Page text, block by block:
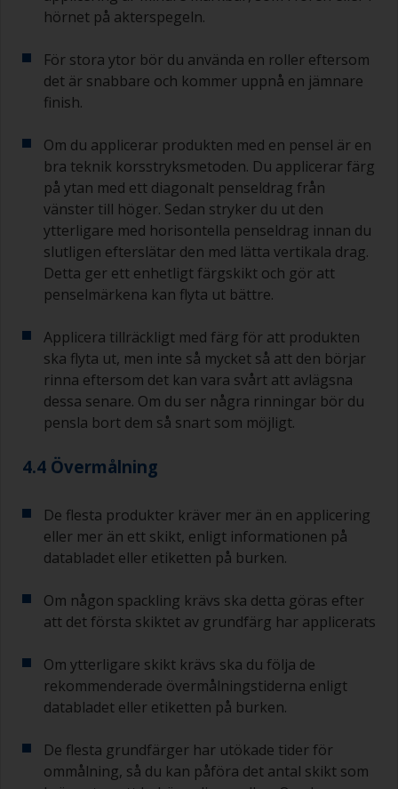
hörnet på akterspegeln.
För stora ytor bör du använda en roller eftersom
det är snabbare och kommer uppnå en jämnare
finish.
Om du applicerar produkten med en pensel är en
bra teknik korsstryksmetoden. Du applicerar färg
på ytan med ett diagonalt penseldrag från
vänster till höger. Sedan stryker du ut den
ytterligare med horisontella penseldrag innan du
slutligen efterslätar den med lätta vertikala drag.
Detta ger ett enhetligt färgskikt och gör att
penselmärkena kan flyta ut bättre.
Applicera tillräckligt med färg för att produkten
ska flyta ut, men inte så mycket så att den börjar
rinna eftersom det kan vara svårt att avlägsna
dessa senare. Om du ser några rinningar bör du
pensla bort dem så snart som möjligt.
4.4 Övermålning
De flesta produkter kräver mer än en applicering
eller mer än ett skikt, enligt informationen på
databladet eller etiketten på burken.
Om någon spackling krävs ska detta göras efter
att det första skiktet av grundfärg har applicerats
Om ytterligare skikt krävs ska du följa de
rekommenderade övermålningstiderna enligt
databladet eller etiketten på burken.
De flesta grundfärger har utökade tider för
ommålning, så du kan påföra det antal skikt som